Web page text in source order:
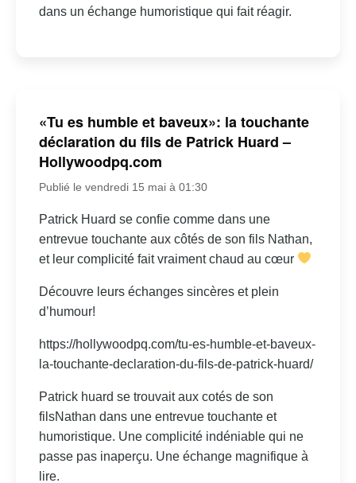
dans un échange humoristique qui fait réagir.
«Tu es humble et baveux»: la touchante
déclaration du fils de Patrick Huard –
Hollywoodpq.com
Publié le vendredi 15 mai à 01:30
Patrick Huard se confie comme dans une
entrevue touchante aux côtés de son fils Nathan,
et leur complicité fait vraiment chaud au cœur
Découvre leurs échanges sincères et plein
d’humour!
https://hollywoodpq.com/tu-es-humble-et-baveux-
la-touchante-declaration-du-fils-de-patrick-huard/
Patrick huard se trouvait aux cotés de son
filsNathan dans une entrevue touchante et
humoristique. Une complicité indéniable qui ne
passe pas inaperçu. Une échange magnifique à
lire.